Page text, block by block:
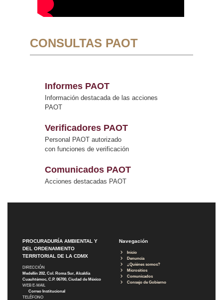
CONSULTAS PAOT
Informes PAOT
Información destacada de las acciones
PAOT
Verificadores PAOT
Personal PAOT autorizado
con funciones de verificación
Comunicados PAOT
Acciones destacadas PAOT
PROCURADURÍA AMBIENTAL Y
DEL ORDENAMIENTO
TERRITORIAL DE LA CDMX
DIRECCIÓN
Medellín 202, Col. Roma Sur, Alcaldía
Cuauhtémoc, C.P. 06700, Ciudad de México
WEB E-MAIL
Correo Institucional
TELÉFONO
Navegación
Inicio
Denuncia
¿Quiénes somos?
Micrositios
Comunicados
Consejo de Gobierno